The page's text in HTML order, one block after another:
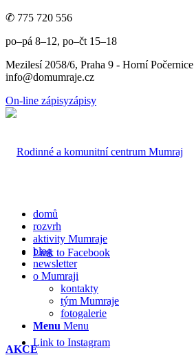
✆ 775 720 556
po–pá 8–12, po–čt 15–18
Mezilesí 2058/6, Praha 9 - Horní Počernice
info@domumraje.cz
On-line zápisyzápisy
Link to Facebook
Link to Instagram
domů
rozvrh
aktivity Mumraje
blog
newsletter
o Mumraji
kontakty
tým Mumraje
fotogalerie
Menu Menu
AKCE